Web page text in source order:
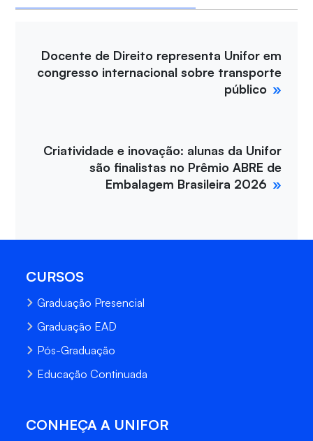
Docente de Direito representa Unifor em
congresso internacional sobre transporte
público
Criatividade e inovação: alunas da Unifor
são finalistas no Prêmio ABRE de
Embalagem Brasileira 2026
CURSOS
Graduação Presencial
Graduação EAD
Pós-Graduação
Educação Continuada
CONHEÇA A UNIFOR